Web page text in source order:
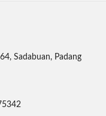
Sadabuan, Padang